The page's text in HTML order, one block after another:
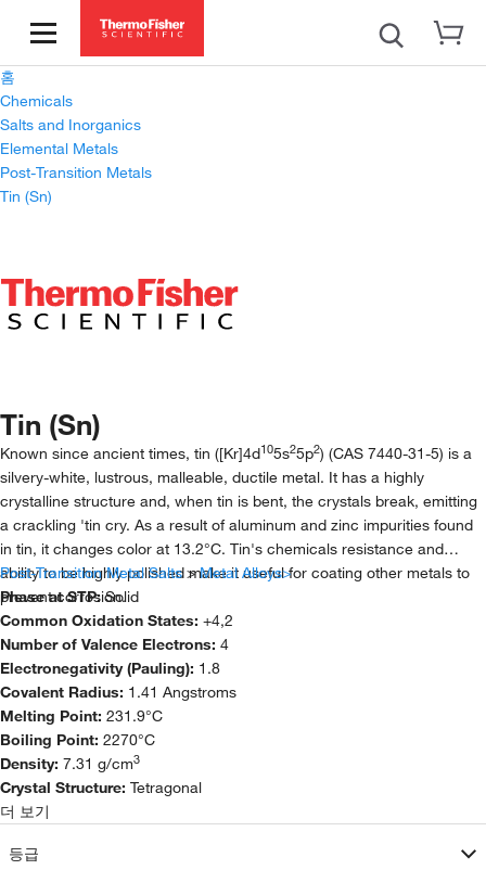
홈
Chemicals
Salts and Inorganics
Elemental Metals
Post-Transition Metals
Tin (Sn)
Tin (Sn)
Known since ancient times, tin ([Kr]4d105s25p2) (CAS 7440-31-5) is a
silvery-white, lustrous, malleable, ductile metal. It has a highly
crystalline structure and, when tin is bent, the crystals break, emitting
a crackling 'tin cry. As a result of aluminum and zinc impurities found
in tin, it changes color at 13.2°C. Tin's chemicals resistance and
ability to be highly polished make it useful for coating other metals to
prevent corrosion.
Post-Transition Metal Salts>Metal Alloys>
Phase at STP:Solid
Common Oxidation States: +4,2
Number of Valence Electrons: 4
Electronegativity (Pauling): 1.8
Covalent Radius: 1.41 Angstroms
Melting Point: 231.9°C
Boiling Point: 2270°C
Density: 7.31 g/cm3
Crystal Structure: Tetragonal
더 보기
등급